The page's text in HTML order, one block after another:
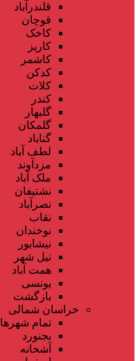
قلندرآباد
قوچان
کاخک
کاریز
کاشمر
کدکن
کلات
کندر
گلبهار
گلمکان
گناباد
لطف آباد
مزدآوند
ملک آباد
نشتیفان
نصرآباد
نقاب
نوخندان
نیشابور
نیل شهر
همت آباد
یونسی
بازگشت
خراسان شمالی
تمام شهر‌ها
بجنورد
آشخانه